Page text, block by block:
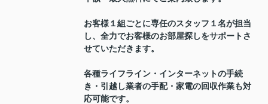
お客様１組ごとに専任のスタッフ１名が担当
し、全力でお客様のお部屋探しをサポートさ
せていただきます。
各種ライフライン・インターネットの手続
き・引越し業者の手配・家電の回収作業も対
応可能です。